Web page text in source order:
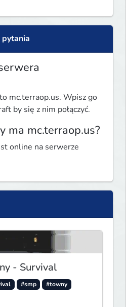
mc.terraop.us. Wpisz go
by się z nim połączyć.
ma mc.terraop.us?
online na serwerze
- Survival
#smp
#towny